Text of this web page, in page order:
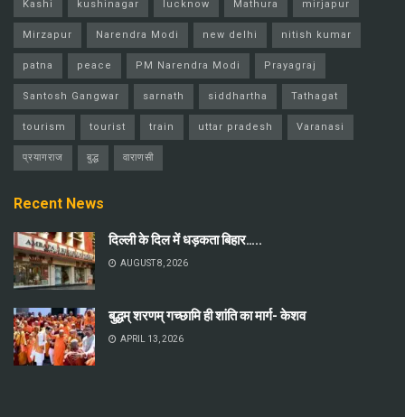
Kashi kushinagar lucknow Mathura mirjapur
Mirzapur Narendra Modi new delhi nitish kumar
patna peace PM Narendra Modi Prayagraj
Santosh Gangwar sarnath siddhartha Tathagat
tourism tourist train uttar pradesh Varanasi
प्रयागराज बुद्ध वाराणसी
Recent News
दिल्ली के दिल में धड़कता बिहार…..
AUGUST 8, 2026
बुद्धम् शरणम् गच्छामि ही शांति का मार्ग- केशव
APRIL 13, 2026